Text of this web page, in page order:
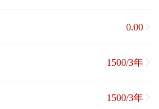
0.00
1500/3年
1500/3年